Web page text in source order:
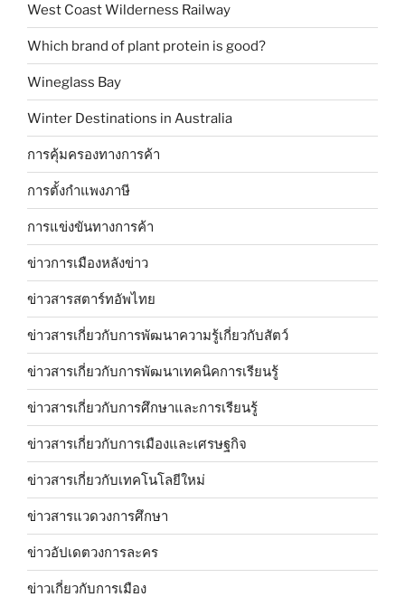
West Coast Wilderness Railway
Which brand of plant protein is good?
Wineglass Bay
Winter Destinations in Australia
การคุ้มครองทางการค้า
การตั้งกำแพงภาษี
การแข่งขันทางการค้า
ข่าวการเมืองหลังข่าว
ข่าวสารสตาร์ทอัพไทย
ข่าวสารเกี่ยวกับการพัฒนาความรู้เกี่ยวกับสัตว์
ข่าวสารเกี่ยวกับการพัฒนาเทคนิคการเรียนรู้
ข่าวสารเกี่ยวกับการศึกษาและการเรียนรู้
ข่าวสารเกี่ยวกับการเมืองและเศรษฐกิจ
ข่าวสารเกี่ยวกับเทคโนโลยีใหม่
ข่าวสารแวดวงการศึกษา
ข่าวอัปเดตวงการละคร
ข่าวเกี่ยวกับการเมือง